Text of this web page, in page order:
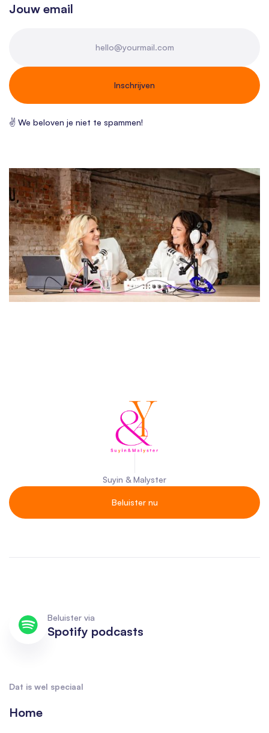
Jouw email
✌ We beloven je niet te spammen!
Suyin & Malyster
Beluister nu
Dat is wel speciaal
Home
Beluister via
Spotify podcasts